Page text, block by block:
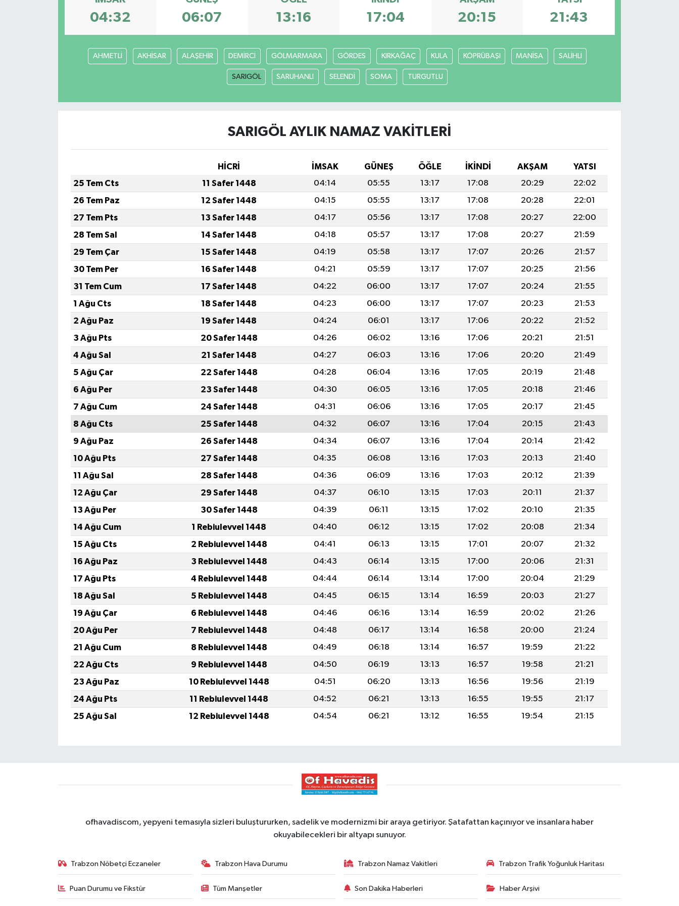
04:32 06:07 13:16 17:04 20:15 21:43
AHMETLİ AKHİSAR ALAŞEHİR DEMİRCİ GÖLMARMARA GÖRDES KIRKAĞAÇ KULA KÖPRÜBAŞI MANİSA SALİHLİ
SARIGÖL SARUHANLI SELENDİ SOMA TURGUTLU
SARIGÖL AYLIK NAMAZ VAKITLERI
HİCRİ İMSAK GÜNEŞ ÖĞLE İKINDI AKŞAM
YATSI
25 Tem Cts
11 Safer 1448 04:14 05:55 13:17 17:08 20:29
22:02
26 Tem Paz
12 Safer 1448 04:15 05:55 13:17 17:08 20:28
22:01
27 Tem Pts
13 Safer 1448 04:17 05:56 13:17 17:08 20:27
22:00
28 Tem Sal
14 Safer 1448 04:18 05:57 13:17 17:08 20:27
21:59
29 Tem Çar
15 Safer 1448 04:19 05:58 13:17 17:07 20:26
21:57
30 Tem Per
16 Safer 1448 04:21 05:59 13:17 17:07 20:25
21:56
31 Tem Cum
17 Safer 1448 04:22 06:00 13:17 17:07 20:24
21:55
1 Ağu Cts
18 Safer 1448 04:23 06:00 13:17 17:07 20:23
21:53
2 Ağu Paz
19 Safer 1448 04:24 06:01 13:17 17:06 20:22
21:52
3 Ağu Pts
20 Safer 1448 04:26 06:02 13:16 17:06 20:21
21:51
4 Ağu Sal
21 Safer 1448 04:27 06:03 13:16 17:06 20:20
21:49
5 Ağu Çar
22 Safer 1448 04:28 06:04 13:16 17:05 20:19
21:48
6 Ağu Per
23 Safer 1448 04:30 06:05 13:16 17:05 20:18
21:46
7 Ağu Cum
24 Safer 1448 04:31 06:06 13:16 17:05 20:17
21:45
8 Ağu Cts
25 Safer 1448 04:32 06:07 13:16 17:04 20:15
21:43
9 Ağu Paz
26 Safer 1448 04:34 06:07 13:16 17:04 20:14
21:42
10 Ağu Pts
27 Safer 1448 04:35 06:08 13:16 17:03 20:13
21:40
11 Ağu Sal
28 Safer 1448 04:36 06:09 13:16 17:03 20:12
21:39
12 Ağu Çar
29 Safer 1448 04:37 06:10 13:15 17:03 20:11
21:37
13 Ağu Per
30 Safer 1448 04:39 06:11 13:15 17:02 20:10
21:35
14 Ağu Cum
1 Rebiulevvel 1448 04:40 06:12 13:15 17:02 20:08
21:34
15 Ağu Cts
2 Rebiulevvel 1448 04:41 06:13 13:15 17:01 20:07
21:32
16 Ağu Paz
3 Rebiulevvel 1448 04:43 06:14 13:15 17:00 20:06
21:31
17 Ağu Pts
4 Rebiulevvel 1448 04:44 06:14 13:14 17:00 20:04
21:29
18 Ağu Sal
5 Rebiulevvel 1448 04:45 06:15 13:14 16:59 20:03
21:27
19 Ağu Çar
6 Rebiulevvel 1448 04:46 06:16 13:14 16:59 20:02
21:26
20 Ağu Per
7 Rebiulevvel 1448 04:48 06:17 13:14 16:58 20:00
21:24
21 Ağu Cum
8 Rebiulevvel 1448 04:49 06:18 13:14 16:57 19:59
21:22
22 Ağu Cts
9 Rebiulevvel 1448 04:50 06:19 13:13 16:57 19:58
21:21
23 Ağu Paz
10 Rebiulevvel 1448 04:51 06:20 13:13 16:56 19:56
21:19
24 Ağu Pts
11 Rebiulevvel 1448 04:52 06:21 13:13 16:55 19:55
21:17
25 Ağu Sal
12 Rebiulevvel 1448 04:54 06:21 13:12 16:55 19:54 21:15
ofhavadiscom, yepyeni temasıyla sizleri buluştururken, sadelik ve modernizmi bir araya getiriyor. Şatafattan kaçınıyor ve insanlara haber
okuyabilecekleri bir altyapı sunuyor.
Trabzon Nöbetçi Eczaneler Trabzon Hava Durumu Trabzon Namaz Vakitleri Trabzon Trafik Yoğunluk Haritası
Puan Durumu ve Fikstür Tüm Manşetler Son Dakika Haberleri Haber Arşivi